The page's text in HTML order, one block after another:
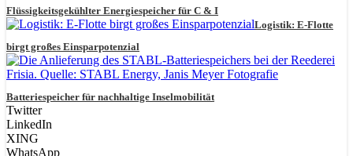
Flüssigkeitsgekühlter Energiespeicher für C & I
Logistik: E-Flotte
birgt großes Einsparpotenzial
Batteriespeicher für nachhaltige Inselmobilität
Twitter
LinkedIn
XING
WhatsApp